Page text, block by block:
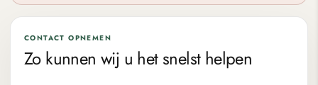
CONTACT OPNEMEN
Zo kunnen wij u het snelst helpen